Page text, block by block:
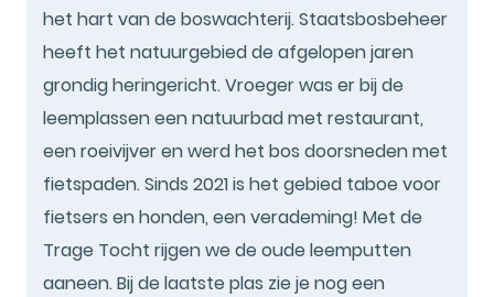
het hart van de boswachterij. Staatsbosbeheer
heeft het natuurgebied de afgelopen jaren
grondig heringericht. Vroeger was er bij de
leemplassen een natuurbad met restaurant,
een roeivijver en werd het bos doorsneden met
fietspaden. Sinds 2021 is het gebied taboe voor
fietsers en honden, een verademing! Met de
Trage Tocht rijgen we de oude leemputten
aaneen. Bij de laatste plas zie je nog een